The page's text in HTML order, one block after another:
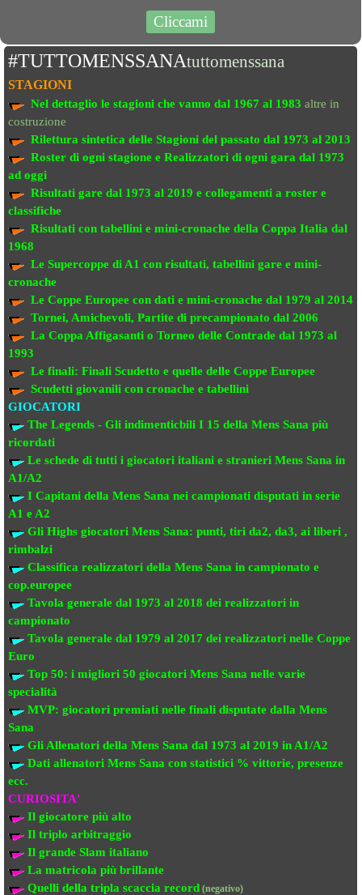
Cliccami
#TUTTOMENSSANAtuttomenssana
STAGIONI
Nel dettaglio le stagioni che vanno dal 1967 al 1983 altre in
costruzione
Rilettura sintetica delle Stagioni del passato dal 1973 al 2013
Roster di ogni stagione e Realizzatori di ogni gara dal 1973
ad oggi
Risultati gare dal 1973 al 2019 e collegamenti a roster e
classifiche
Risultati con tabellini e mini-cronache della Coppa Italia dal
1968
Le Supercoppe di A1 con risultati, tabellini gare e mini-
cronache
Le Coppe Europee con dati e mini-cronache dal 1979 al 2014
Tornei, Amichevoli, Partite di precampionato dal 2006
La Coppa Affigasanti o Torneo delle Contrade dal 1973 al
1993
Le finali: Finali Scudetto e quelle delle Coppe Europee
Scudetti giovanili con cronache e tabellini
GIOCATORI
The Legends - Gli indimenticbili I 15 della Mens Sana più
ricordati
Le schede di tutti i giocatori italiani e stranieri Mens Sana in
A1/A2
I Capitani della Mens Sana nei campionati disputati in serie
A1 e A2
Gli Highs giocatori Mens Sana: punti, tiri da2, da3, ai liberi ,
rimbalzi
Classifica realizzatori della Mens Sana in campionato e
cop.europee
Tavola generale dal 1973 al 2018 dei realizzatori in
campionato
Tavola generale dal 1979 al 2017 dei realizzatori nelle Coppe
Euro
Top 50: i migliori 50 giocatori Mens Sana nelle varie
specialità
MVP: giocatori premiati nelle finali disputate dalla Mens
Sana
Gli Allenatori della Mens Sana dal 1973 al 2019 in A1/A2
Dati allenatori Mens Sana con statistici % vittorie, presenze
ecc.
CURIOSITA'
Il giocatore più alto
Il triplo arbitraggio
Il grande Slam italiano
La matricola più brillante
Quelli della tripla scaccia record (negativo)